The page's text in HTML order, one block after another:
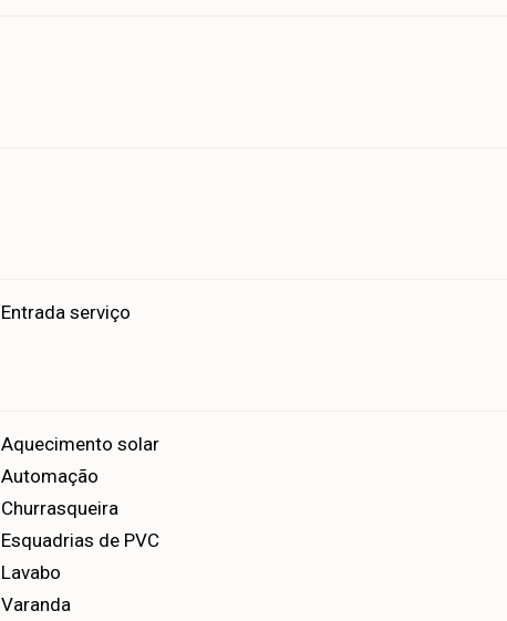
Entrada serviço
Aquecimento solar
Automação
Churrasqueira
Esquadrias de PVC
Lavabo
Varanda